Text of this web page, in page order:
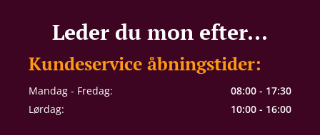
Leder du mon efter...
Kundeservice åbningstider:
Mandag - Fredag:
08:00 - 17:30
Lørdag:
10:00 - 16:00